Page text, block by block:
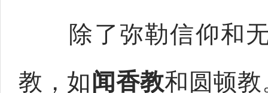
除了弥勒信仰和无
教，如闻香教和圆顿